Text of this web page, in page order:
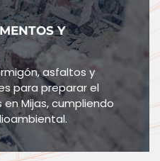
Y
asfaltos y
para preparar el
Mijas, cumpliendo